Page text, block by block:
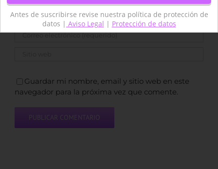
Guardar mi nombre, email y sitio web en este
navegador para la próxima vez que comente.
Antes de suscribirse revise nuestra política de protección de
datos | Aviso Legal | Protección de datos